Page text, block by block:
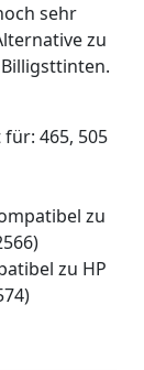
sehr
zu
für: 465, 505
zu
zu HP